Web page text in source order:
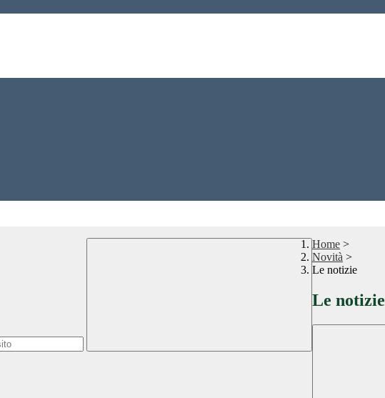
Home >
Novità >
Le notizie
Le notizie